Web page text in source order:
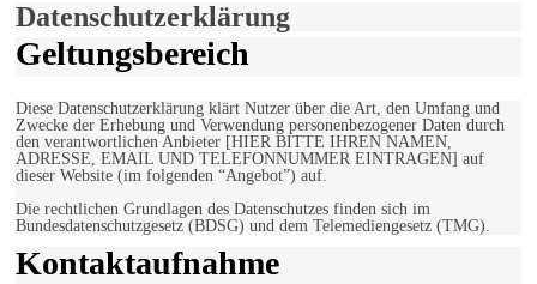
Datenschutzerklärung
Geltungsbereich
Diese Datenschutzerklärung klärt Nutzer über die Art, den Umfang und
Zwecke der Erhebung und Verwendung personenbezogener Daten durch
den verantwortlichen Anbieter [HIER BITTE IHREN NAMEN,
ADRESSE, EMAIL UND TELEFONNUMMER EINTRAGEN] auf
dieser Website (im folgenden “Angebot”) auf.
Die rechtlichen Grundlagen des Datenschutzes finden sich im
Bundesdatenschutzgesetz (BDSG) und dem Telemediengesetz (TMG).
Kontaktaufnahme